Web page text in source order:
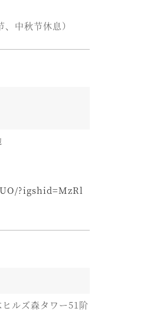
中秋节休息）
?igshid=MzRl
ルズ森タワー51阶